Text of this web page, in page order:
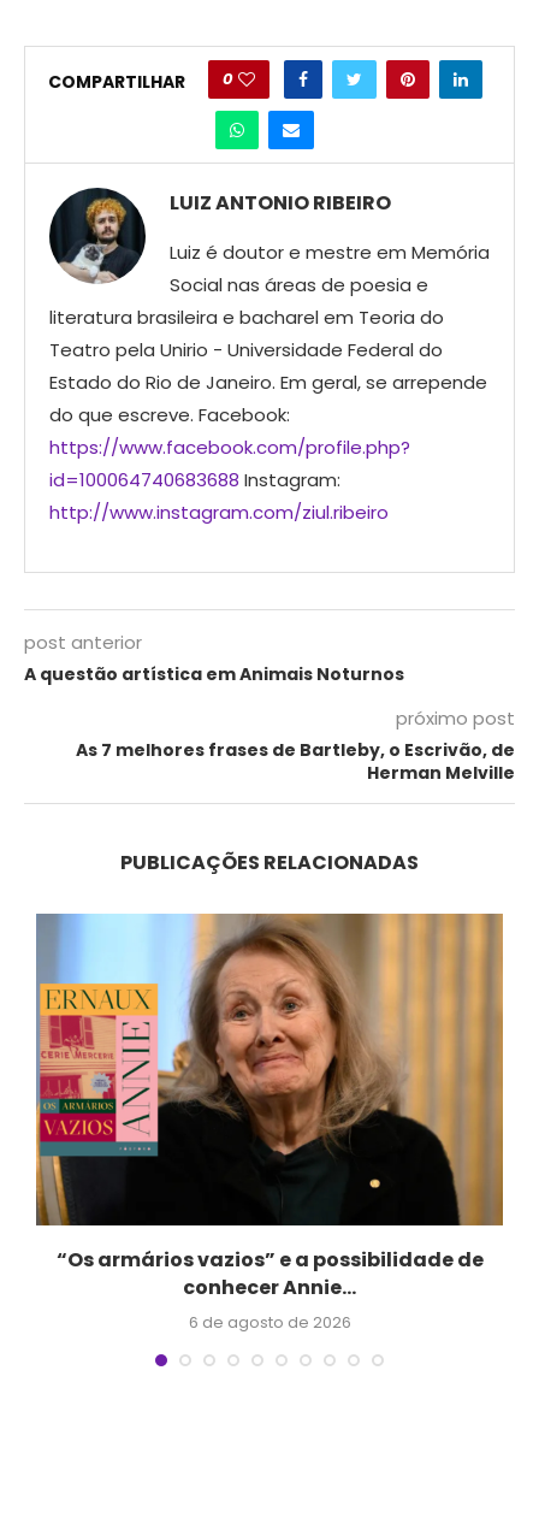
COMPARTILHAR 0
LUIZ ANTONIO RIBEIRO
Luiz é doutor e mestre em Memória
Social nas áreas de poesia e
literatura brasileira e bacharel em Teoria do
Teatro pela Unirio - Universidade Federal do
Estado do Rio de Janeiro. Em geral, se arrepende
do que escreve. Facebook:
https://www.facebook.com/profile.php?
id=100064740683688 Instagram:
http://www.instagram.com/ziul.ribeiro
post anterior
A questão artística em Animais Noturnos
próximo post
As 7 melhores frases de Bartleby, o Escrivão, de
Herman Melville
PUBLICAÇÕES RELACIONADAS
“Os armários vazios” e a possibilidade de
conhecer Annie...
6 de agosto de 2026